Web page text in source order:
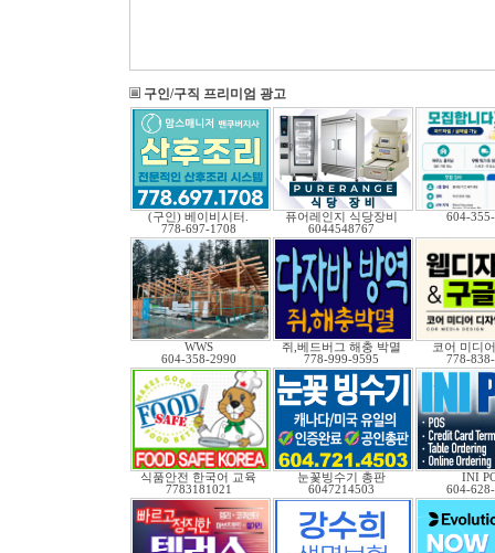
구인/구직 프리미엄 광고
(구인) 베이비시터.
778-697-1708
퓨어레인지 식당장비
6044548767
604-
WWS
604-358-2990
쥐,베드버그 해충 박멸
778-999-9595
코어 미디
778-
식품안전 한국어 교육
7783181021
눈꽃빙수기 총판
6047214503
INI
604-